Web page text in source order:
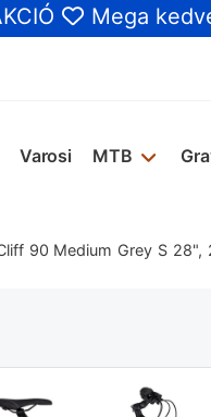
Mega
Varosi MTB
90 Medium Grey S 28",